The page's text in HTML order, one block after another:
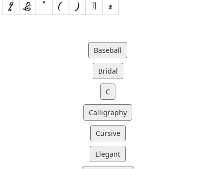
Baseball
Bridal
C
Calligraphy
Cursive
Elegant